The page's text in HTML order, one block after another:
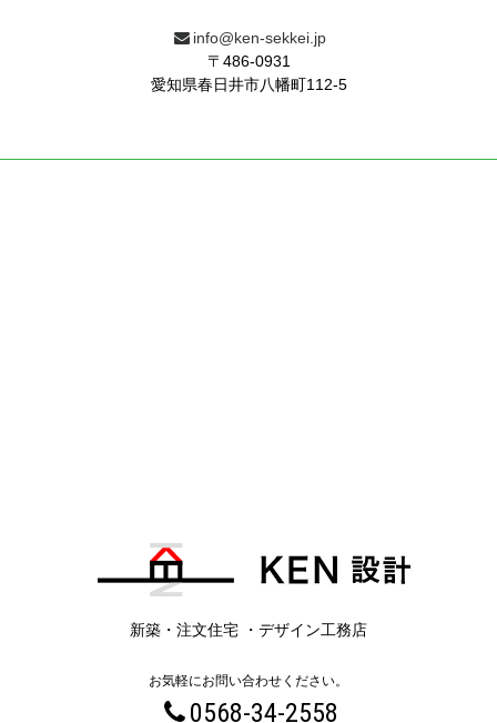
info@ken-sekkei.jp
〒486-0931
愛知県春日井市八幡町112-5
新築・注文住宅 ・デザイン工務店
お気軽にお問い合わせください。
0568-34-2558